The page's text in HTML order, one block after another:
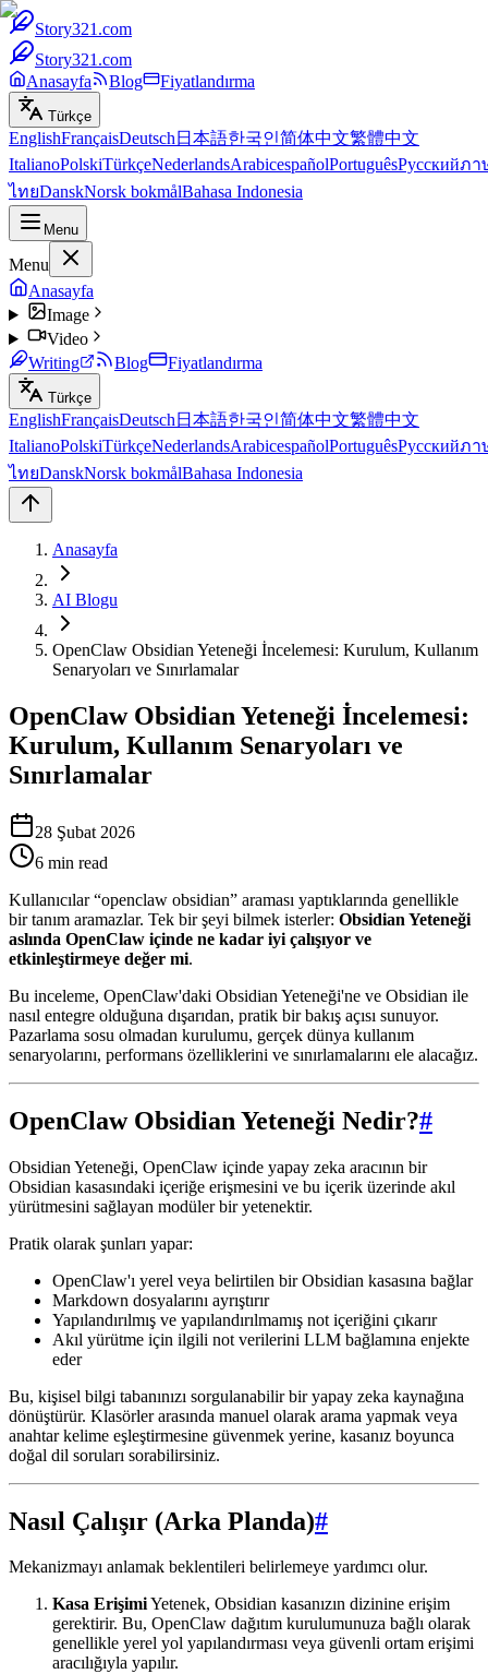
Story321.com
Story321.com
Anasayfa
Blog Fiyatlandırma
Türkçe
EnglishFrançaisDeutsch 日本語한국인简体中文繁體中文
ItalianoPolskiTürkçeNederlandsArabicespañolPortuguêsРусскийภา
ไทยDanskNorsk bokmålBahasa Indonesia
Menu
Menu
Anasayfa
Image
Video
Writing
Blog Fiyatlandırma
Türkçe
EnglishFrançaisDeutsch 日本語한국인简体中文繁體中文
ItalianoPolskiTürkçeNederlandsArabicespañolPortuguêsРусскийภา
ไทยDanskNorsk bokmålBahasa Indonesia
Anasayfa
AI Blogu
OpenClaw Obsidian Yeteneği İncelemesi: Kurulum, Kullanım
Senaryoları ve Sınırlamalar
OpenClaw Obsidian Yeteneği İncelemesi:
Kurulum, Kullanım Senaryoları ve
Sınırlamalar
28 Şubat 2026
6 min read
Kullanıcılar “openclaw obsidian” araması yaptıklarında genellikle
bir tanım aramazlar. Tek bir şeyi bilmek isterler: Obsidian Yeteneği
aslında OpenClaw içinde ne kadar iyi çalışıyor ve
etkinleştirmeye değer mi.
Bu inceleme, OpenClaw'daki Obsidian Yeteneği'ne ve Obsidian ile
nasıl entegre olduğuna dışarıdan, pratik bir bakış açısı sunuyor.
Pazarlama sosu olmadan kurulumu, gerçek dünya kullanım
senaryolarını, performans özelliklerini ve sınırlamalarını ele alacağız.
OpenClaw Obsidian Yeteneği Nedir?#
Obsidian Yeteneği, OpenClaw içinde yapay zeka aracının bir
Obsidian kasasındaki içeriğe erişmesini ve bu içerik üzerinde akıl
yürütmesini sağlayan modüler bir yetenektir.
Pratik olarak şunları yapar:
OpenClaw'ı yerel veya belirtilen bir Obsidian kasasına bağlar
Markdown dosyalarını ayrıştırır
Yapılandırılmış ve yapılandırılmamış not içeriğini çıkarır
Akıl yürütme için ilgili not verilerini LLM bağlamına enjekte
eder
Bu, kişisel bilgi tabanınızı sorgulanabilir bir yapay zeka kaynağına
dönüştürür. Klasörler arasında manuel olarak arama yapmak veya
anahtar kelime eşleştirmesine güvenmek yerine, kasanız boyunca
doğal dil soruları sorabilirsiniz.
Nasıl Çalışır (Arka Planda)#
Mekanizmayı anlamak beklentileri belirlemeye yardımcı olur.
Kasa ErişimiYetenek, Obsidian kasanızın dizinine erişim
gerektirir. Bu, OpenClaw dağıtım kurulumunuza bağlı olarak
genellikle yerel yol yapılandırması veya güvenli ortam erişimi
aracılığıyla yapılır.